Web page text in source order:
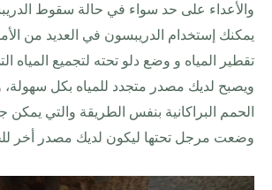
والأعداء على حد سواء في حالة سقوط
يمكنك إستخدام الدريبسون في العديد من
تقطير المياه و وضع دلو تحته لتجميع المياه
ويصبح لديك مصدر متجدد للمياه بكل سهولة،
الحمم البراكانية بنفس الطريقة والتي
وضعت مرجل تحتها ليكون لديك مصدر أخر